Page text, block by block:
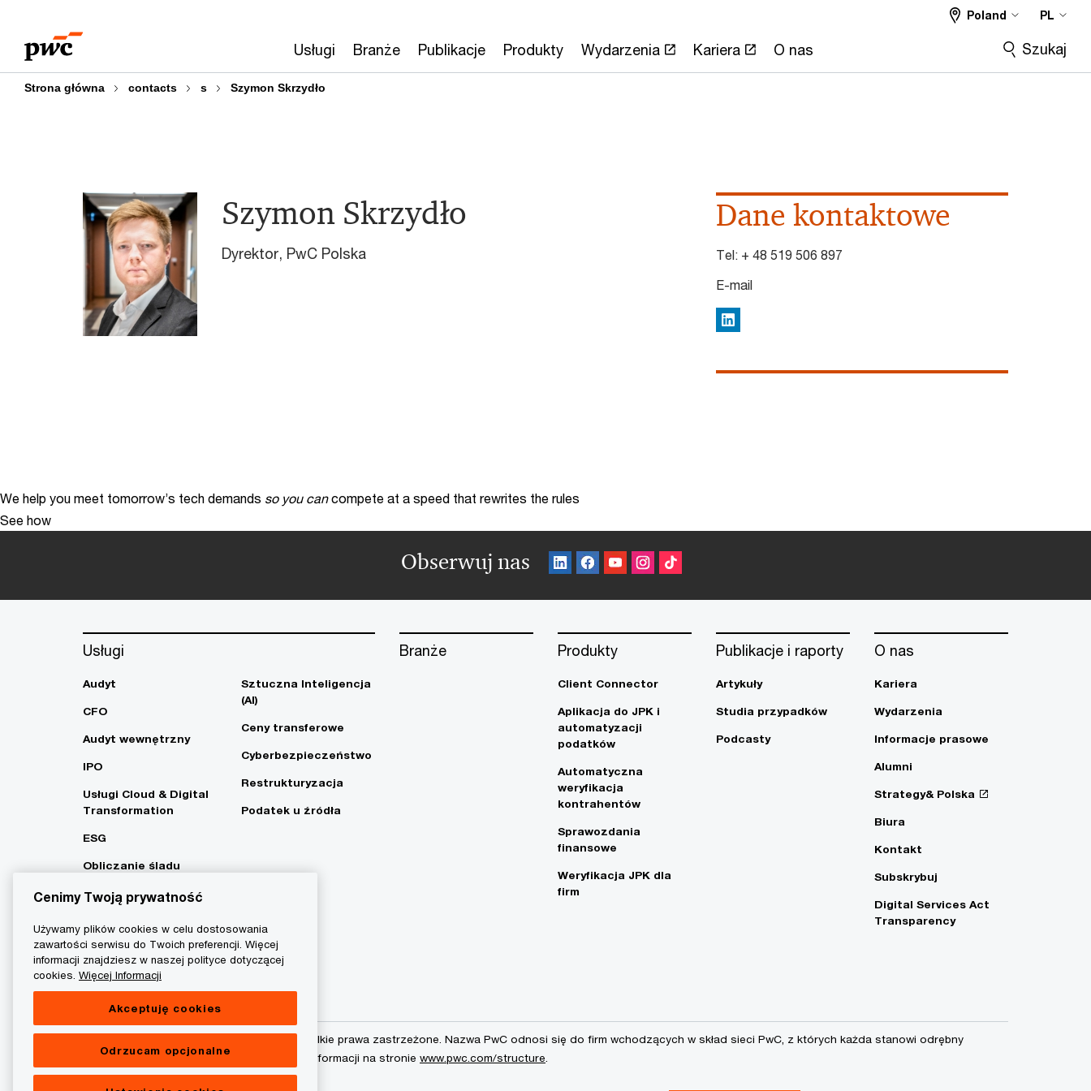
treści
stopki
Usługi Branże Publikacje Produkty Wydarzenia Kariera O nas
Poland PL
Szukaj
Strona główna contacts s Szymon Skrzydło
Szymon Skrzydło
Dyrektor, PwC Polska
Dane kontaktowe
Tel: + 48 519 506 897
E-mail
LinkedIn
We help you meet tomorrow’s tech demands so you can compete at a speed that rewrites the rules
See how
Obserwuj nas
Usługi
Audyt
CFO
Audyt wewnętrzny
IPO
Usługi Cloud & Digital
Transformation
ESG
Obliczanie śladu
Net Zero
Sztuczna Inteligencja
(AI)
Ceny transferowe
Cyberbezpieczeństwo
Restrukturyzacja
Podatek u źródła
Branże Produkty
Client Connector
Aplikacja do JPK i
automatyzacji
podatków
Automatyczna
weryfikacja
kontrahentów
Sprawozdania
finansowe
Weryfikacja JPK dla
firm
Publikacje i raporty
Artykuły
Studia przypadków
Podcasty
O nas
Kariera
Wydarzenia
Informacje prasowe
Alumni
Strategy& Polska
Biura
Kontakt
Subskrybuj
Digital Services Act
Transparency
© 2015 - 2026 PwC. Wszelkie prawa zastrzeżone. Nazwa PwC odnosi się do firm wchodzących w skład sieci PwC, z których każda stanowi odrębny
podmiot prawny. Więcej informacji na stronie www.pwc.com/structure
Cenimy Twoją prywatność
Używamy plików cookies w celu dostosowania
zawartości serwisu do Twoich preferencji. Więcej
informacji znajdziesz w naszej polityce dotyczącej
cookies. Więcej Informacji
Akceptuję cookies
Odrzucam opcjonalne